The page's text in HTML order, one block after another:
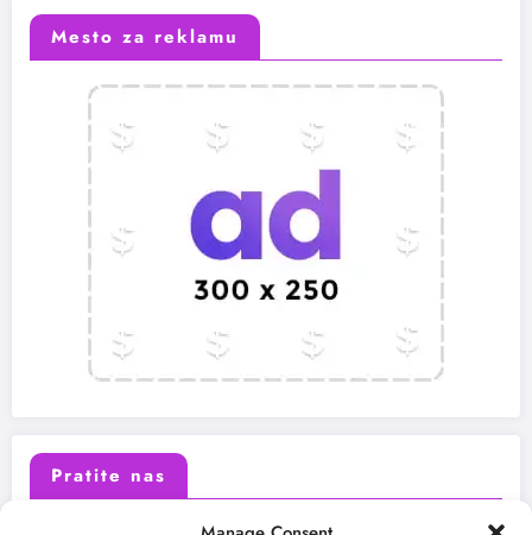
Mesto za reklamu
Pratite nas